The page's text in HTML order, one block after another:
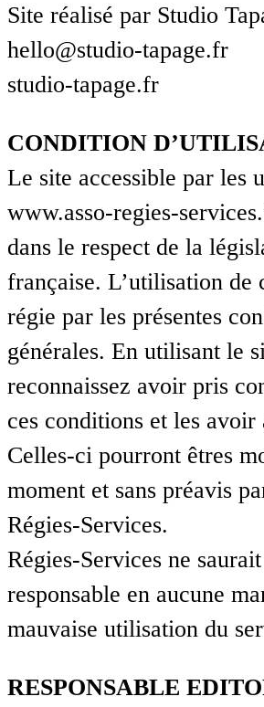
Site réalisé par Studio
hello@studio-tapage.fr
studio-tapage.fr
CONDITION
Le site accessible par les
www.asso-regies-
dans le respect de la
française. L’utilisation de
régie par les présentes
générales. En utilisant le
reconnaissez avoir pris
ces conditions et les avoir
Celles-ci pourront êtres
moment et sans préavis
Régies-Services.
Régies-Services ne
responsable en aucune
mauvaise utilisation du
RESPONSABLE